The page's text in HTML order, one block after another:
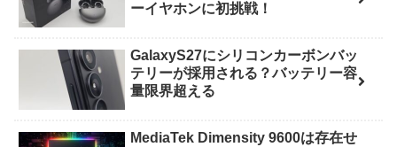
ーイヤホンに初挑戦！
GalaxyS27にシリコンカーボンバッ
テリーが採用される？バッテリー容
量限界超える
MediaTek Dimensity 9600は存在せ